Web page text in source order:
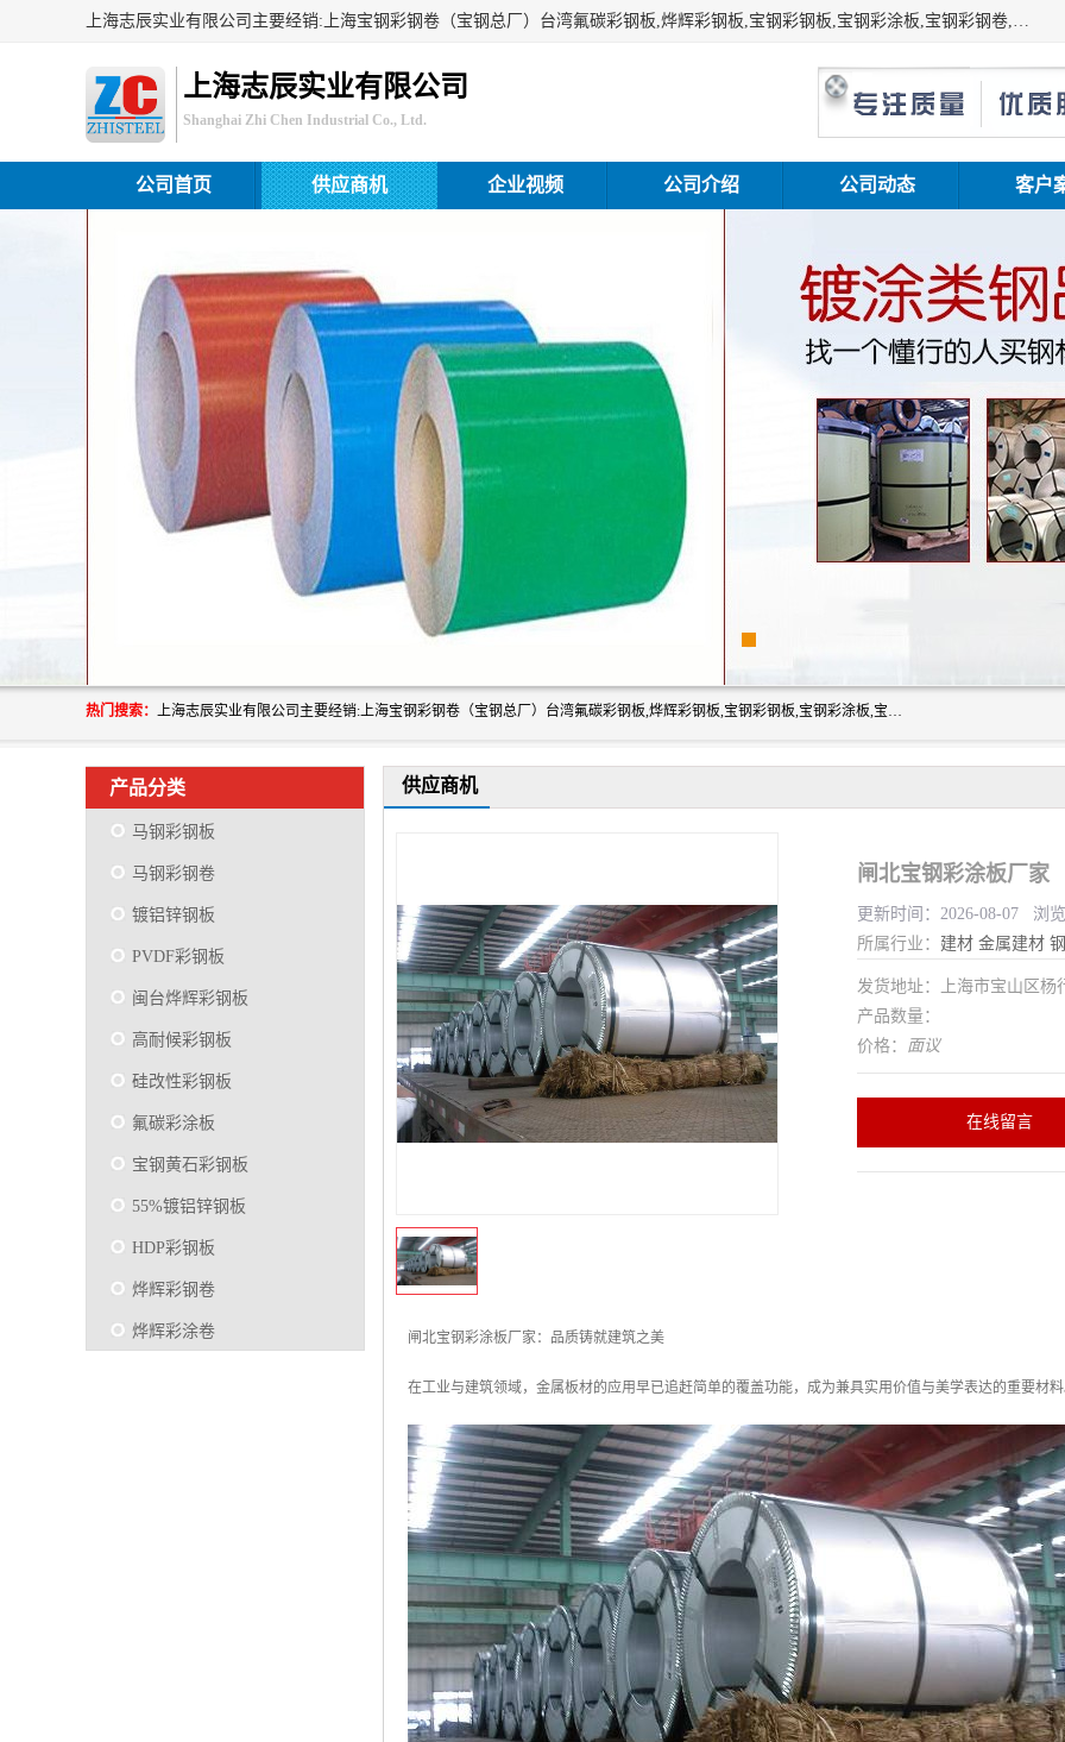
上海志辰实业有限公司主要经销:上海宝钢彩钢卷（宝钢总厂）台湾氟碳彩钢板,烨辉彩钢板,宝钢彩钢板,宝钢彩涂板,宝钢彩钢卷,马钢彩钢板,马钢彩钢卷,镀铝锌钢板,PVDF彩钢板,台湾烨辉彩钢板,高耐候彩钢板,硅改性彩钢板,规格齐全。
上海志辰实业有限公司
Shanghai Zhi Chen Industrial Co., Ltd.
公司首页 供应商机 企业视频 公司介绍 公司动态 客户
热门搜索： 上海志辰实业有限公司主要经销:上海宝钢彩钢卷（宝钢总厂）台湾氟碳彩钢板,烨辉彩钢板,宝钢彩钢板,宝钢彩涂板,宝钢彩钢卷,马钢彩钢板,马钢彩钢卷,镀铝锌钢板,PVDF彩钢板,台湾烨辉彩钢板,高耐候彩钢板,硅改性彩钢板,规格齐全。
产品分类
马钢彩钢板
马钢彩钢卷
镀铝锌钢板
PVDF彩钢板
闽台烨辉彩钢板
高耐候彩钢板
硅改性彩钢板
氟碳彩涂板
宝钢黄石彩钢板
55%镀铝锌钢板
HDP彩钢板
烨辉彩钢卷
烨辉彩涂卷
供应商机
闸北宝钢彩涂板厂家
更新时间：2026-08-07 浏
所属行业： 建材 金属建材
发货地址：上海市宝山区
产品数量：
价格： 面议
在线留言
闸北宝钢彩涂板厂家：品质铸就建筑之美
在工业与建筑领域，金属板材的应用早已追赶简单的覆盖功能，成为兼具实用价值与美学表达的重要材